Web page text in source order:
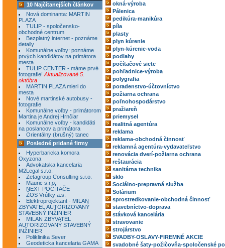
10 Najčítanejších článkov
Nová dominanta: MARTIN
PLAZA
TULIP - spoločensko-
obchodné centrum
Bezplatný internet - poznáme
detaily
Komunálne voľby: poznáme
prvých kandidátov na primátora
mesta
TULIP CENTER - máme prvé
fotografie! Aktualizované 5.
októbra
MARTIN PLAZA mieri do
mesta
Nové martinské autobusy -
fotografie
Komunálne voľby - primátorom
Martina je Andrej Hrnčiar
Komunálne voľby - kandidáti
na poslancov a primátora
Orientálny (brušný) tanec
Posledné pridané firmy
Hyperbaricka komora
Oxyzona
Advokatska kancelaria
M2Legal s.r.o.
Zetagroup Consulting s.r.o.
Mauric s.r.o.
NEXT POČÍTAČE
ŽOS Vrútky a.s.
Elektroprojektant - MILAN
ZBYVATEL AUTORIZOVANÝ
STAVEBNÝ INŽINIER
MILAN ZBYVATEL
AUTORIZOVANÝ STAVEBNÝ
INŽINIER
Poliklinika Sever
Geodeticka kancelaria GAMA
okná-výroba
Pálenica
pedikúra-manikúra
píla
plasty
plyn kúrenie
plyn-kúrenie-voda
podlahy
počítačové siete
pohľadnice-výroba
polygrafia
poradenstvo-účtovníctvo
požiarna ochrana
poľnohospodárstvo
pražiareň
priemysel
realitná agentúra
reklama
reklama-obchodná činnosť
reklamná agentúra-vydavateľstvo
renovácia dverí-požiarna ochrana
reštaurácia
sanitárna technika
sklo
Sociálno-prepravná služba
Solárium
sprostredkovanie-obchodná činnosť
stavebníctvo-doprava
stávková kancelária
stravovanie
strojárstvo
SVADBY-OSLAVY-FIREMNÉ AKCIE
svadobné šaty-požičovňa-spoločenské